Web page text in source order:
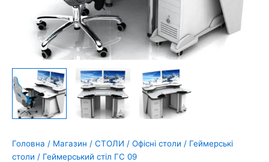
Головна / Магазин / СТОЛИ / Офісні столи / Геймерські
столи / Геймерський стіл ГС 09